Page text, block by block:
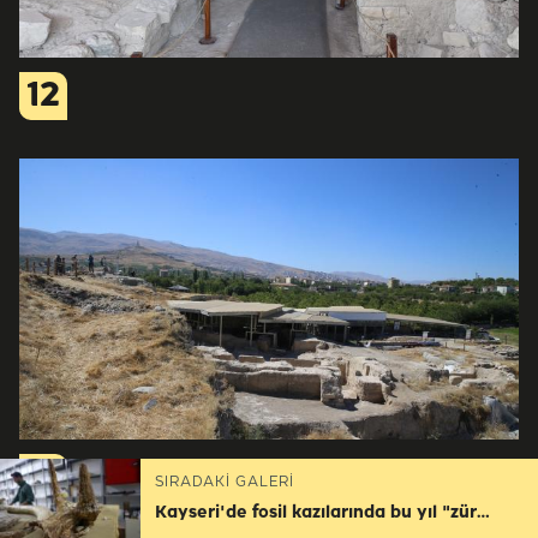
12
13 SIRADAKİ GALERİ
Kayseri'de fosil kazılarında bu yıl "zürafa sezonu" yaşandı